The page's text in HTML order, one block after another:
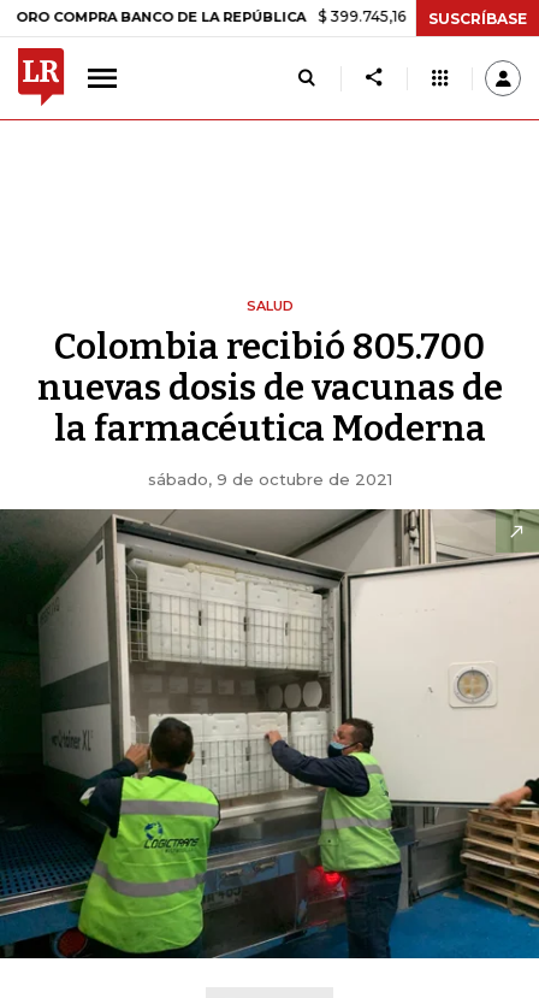
BANCO DE LA REPÚBLICA $ 399.745,16 +$ 2.295,71 +0,58%
SUSCRÍBASE
SALUD
Colombia recibió 805.700
nuevas dosis de vacunas de
la farmacéutica Moderna
sábado, 9 de octubre de 2021